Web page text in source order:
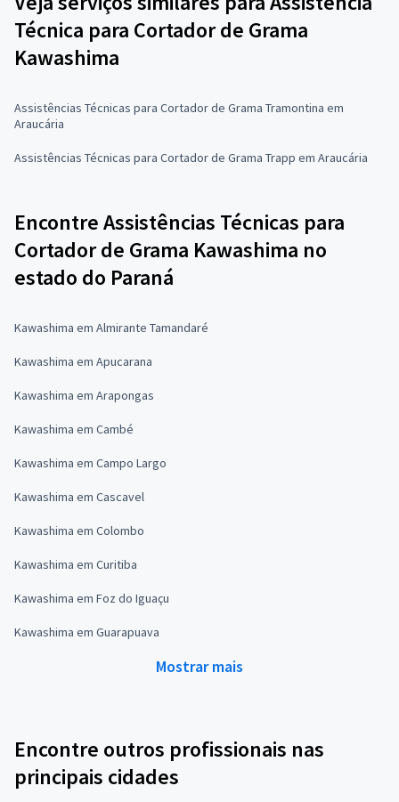
Técnica para Cortador de Grama
Kawashima
Assistências Técnicas para Cortador de Grama Tramontina em
Araucária
Assistências Técnicas para Cortador de Grama Trapp em Araucária
Encontre Assistências Técnicas para
Cortador de Grama Kawashima no
estado do Paraná
Kawashima em Almirante Tamandaré
Kawashima em Apucarana
Kawashima em Arapongas
Kawashima em Cambé
Kawashima em Campo Largo
Kawashima em Cascavel
Kawashima em Colombo
Kawashima em Curitiba
Kawashima em Foz do Iguaçu
Kawashima em Guarapuava
Mostrar mais
Encontre outros profissionais nas
principais cidades